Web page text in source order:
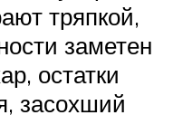
тряпкой,
заметен
остатки
засохший